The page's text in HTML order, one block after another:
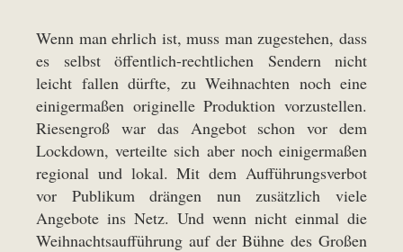
Wenn man ehrlich ist, muss man zugestehen, dass
es selbst öffentlich-rechtlichen Sendern nicht
leicht fallen dürfte, zu Weihnachten noch eine
einigermaßen originelle Produktion vorzustellen.
Riesengroß war das Angebot schon vor dem
Lockdown, verteilte sich aber noch einigermaßen
regional und lokal. Mit dem Aufführungsverbot
vor Publikum drängen nun zusätzlich viele
Angebote ins Netz. Und wenn nicht einmal die
Weihnachtsaufführung auf der Bühne des Großen